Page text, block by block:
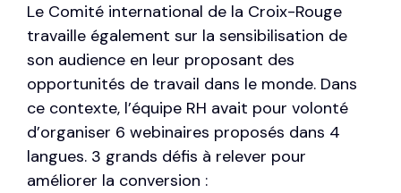
Le Comité international de la Croix-Rouge
travaille également sur la sensibilisation de
son audience en leur proposant des
opportunités de travail dans le monde. Dans
ce contexte, l’équipe RH avait pour volonté
d’organiser 6 webinaires proposés dans 4
langues. 3 grands défis à relever pour
améliorer la conversion :